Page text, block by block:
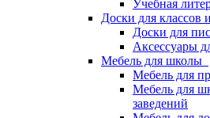
Учебная
Доски для классов
Доски для
Аксессуары
Мебель для школы
Мебель для
Мебель для
заведений